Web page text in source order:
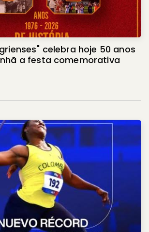
celebra hoje 50 anos
a festa comemorativa